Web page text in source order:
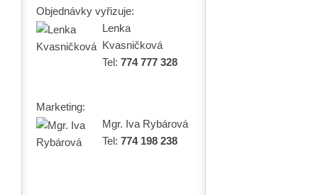
Objednávky vyřizuje:
Lenka
Kvasničková
Tel: 774 777 328
Marketing:
Mgr. Iva Rybárová
Tel: 774 198 238